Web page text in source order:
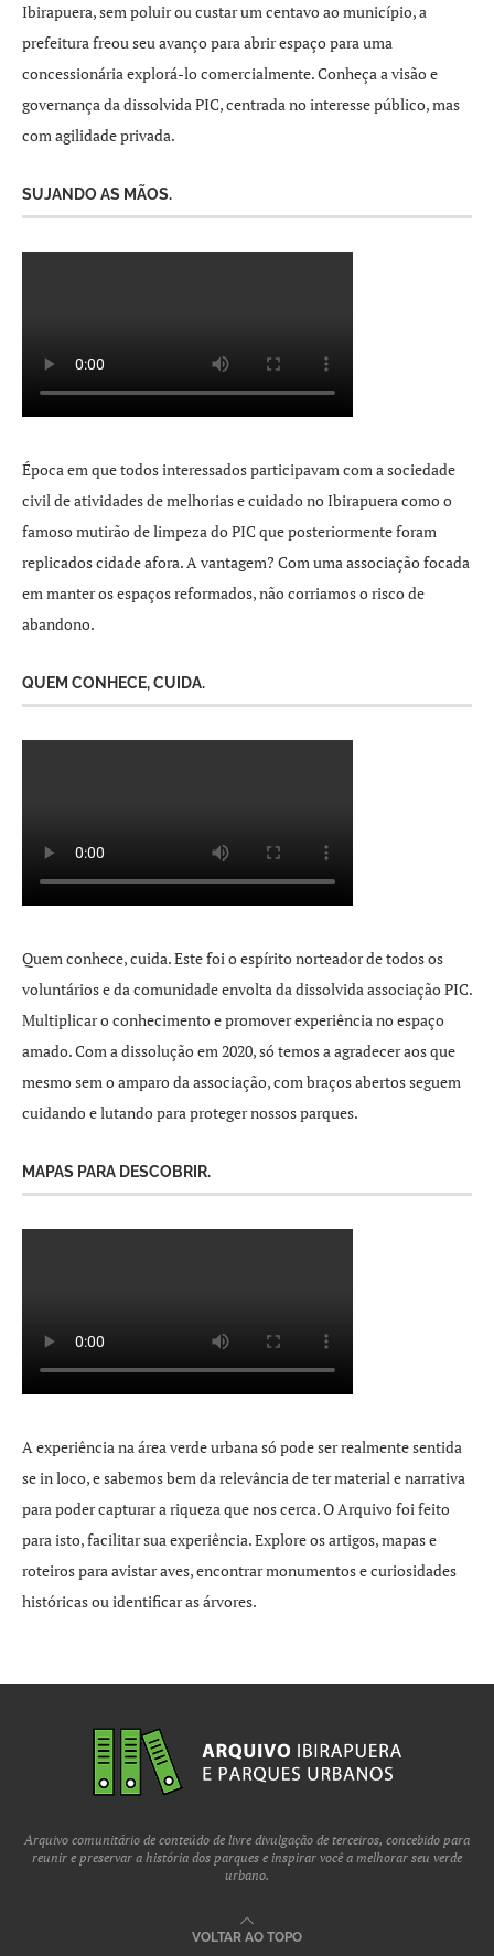
Ibirapuera, sem poluir ou custar um centavo ao município, a
prefeitura freou seu avanço para abrir espaço para uma
concessionária explorá-lo comercialmente. Conheça a visão e
governança da dissolvida PIC, centrada no interesse público, mas
com agilidade privada.
SUJANDO AS MÃOS.
Época em que todos interessados participavam com a sociedade
civil de atividades de melhorias e cuidado no Ibirapuera como o
famoso mutirão de limpeza do PIC que posteriormente foram
replicados cidade afora. A vantagem? Com uma associação focada
em manter os espaços reformados, não corriamos o risco de
abandono.
QUEM CONHECE, CUIDA.
Quem conhece, cuida. Este foi o espírito norteador de todos os
voluntários e da comunidade envolta da dissolvida associação PIC.
Multiplicar o conhecimento e promover experiência no espaço
amado. Com a dissolução em 2020, só temos a agradecer aos que
mesmo sem o amparo da associação, com braços abertos seguem
cuidando e lutando para proteger nossos parques.
MAPAS PARA DESCOBRIR.
A experiência na área verde urbana só pode ser realmente sentida
se in loco, e sabemos bem da relevância de ter material e narrativa
para poder capturar a riqueza que nos cerca. O Arquivo foi feito
para isto, facilitar sua experiência. Explore os artigos, mapas e
roteiros para avistar aves, encontrar monumentos e curiosidades
históricas ou identificar as árvores.
Arquivo comunitário de conteúdo de livre divulgação de terceiros, concebido para
reunir e preservar a história dos parques e inspirar você a melhorar seu verde
urbano.
VOLTAR AO TOPO